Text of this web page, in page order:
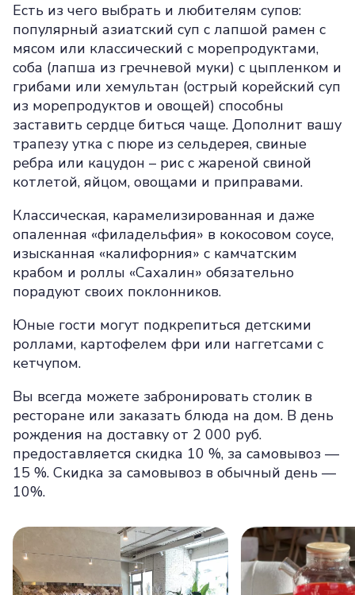
Есть из чего выбрать и любителям супов:
популярный азиатский суп с лапшой рамен с
мясом или классический с морепродуктами,
соба (лапша из гречневой муки) с цыпленком и
грибами или хемультан (острый корейский суп
из морепродуктов и овощей) способны
заставить сердце биться чаще. Дополнит вашу
трапезу утка с пюре из сельдерея, свиные
ребра или кацудон – рис с жареной свиной
котлетой, яйцом, овощами и приправами.
Классическая, карамелизированная и даже
опаленная «филадельфия» в кокосовом соусе,
изысканная «калифорния» с камчатским
крабом и роллы «Сахалин» обязательно
порадуют своих поклонников.
Юные гости могут подкрепиться детскими
роллами, картофелем фри или наггетсами с
кетчупом.
Вы всегда можете забронировать столик в
ресторане или заказать блюда на дом. В день
рождения на доставку от 2 000 руб.
предоставляется скидка 10 %, за самовывоз —
15 %. Скидка за самовывоз в обычный день —
10%.